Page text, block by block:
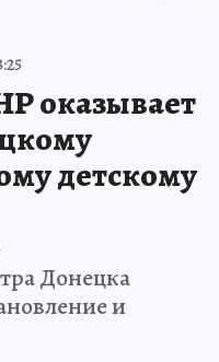
оказывает
детскому
Донецка
и